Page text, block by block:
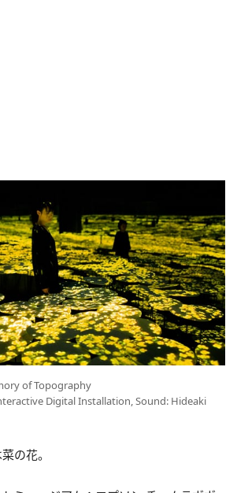
of Topography
Digital Installation, Sound: Hideaki
の花。